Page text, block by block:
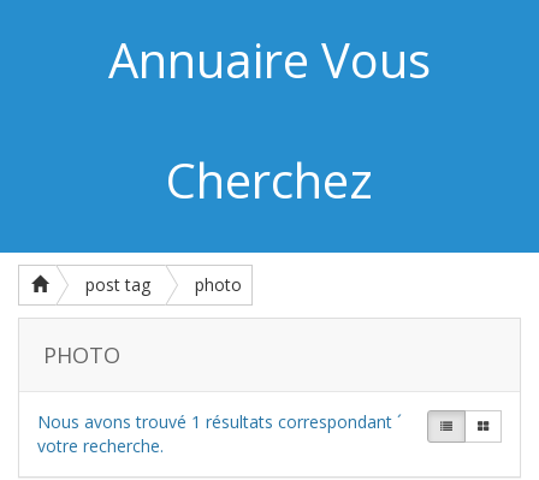
Annuaire Vous
Cherchez
post tag photo
PHOTO
Nous avons trouvé 1 résultats correspondant ´
votre recherche.